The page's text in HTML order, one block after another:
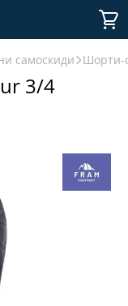
самоскиди Шорти-
3/4